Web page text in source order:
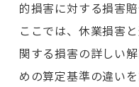
的損害に対する損害
ここでは、休業損害
関する損害の詳しい
めの算定基準の違い